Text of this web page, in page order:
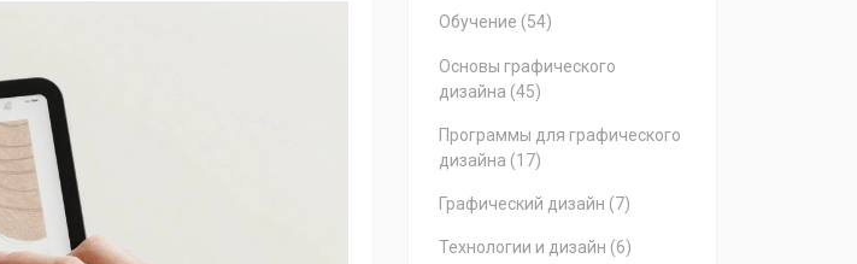
Обучение (54)
Основы графического
дизайна (45)
Программы для графического
дизайна (17)
Графический дизайн (7)
Технологии и дизайн (6)